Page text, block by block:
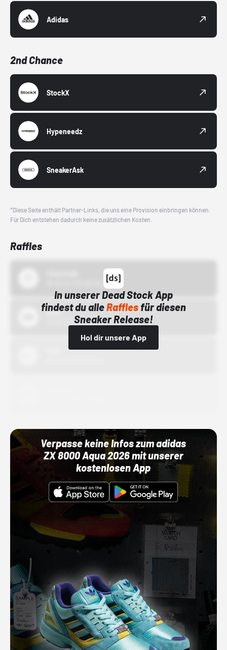
Adidas
2nd Chance
StockX
Hypeneedz
SneakerAsk
*Diese Seite enthält Partner-Links, die uns eine Provision einbringen können.
Für Dich entstehen dadurch keine zusätzlichen Kosten.
Raffles
In unserer Dead Stock App
findest du alleRafflesfür diesen
Sneaker Release!
Hol dir unsere App
Bstn
01.10.22 00:00 Uhr
Verpasse keine Infos zum adidas
ZX 8000 Aqua 2026 mit unserer
kostenlosen App